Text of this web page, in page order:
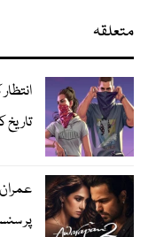
متعلقہ
تاریخ
پر